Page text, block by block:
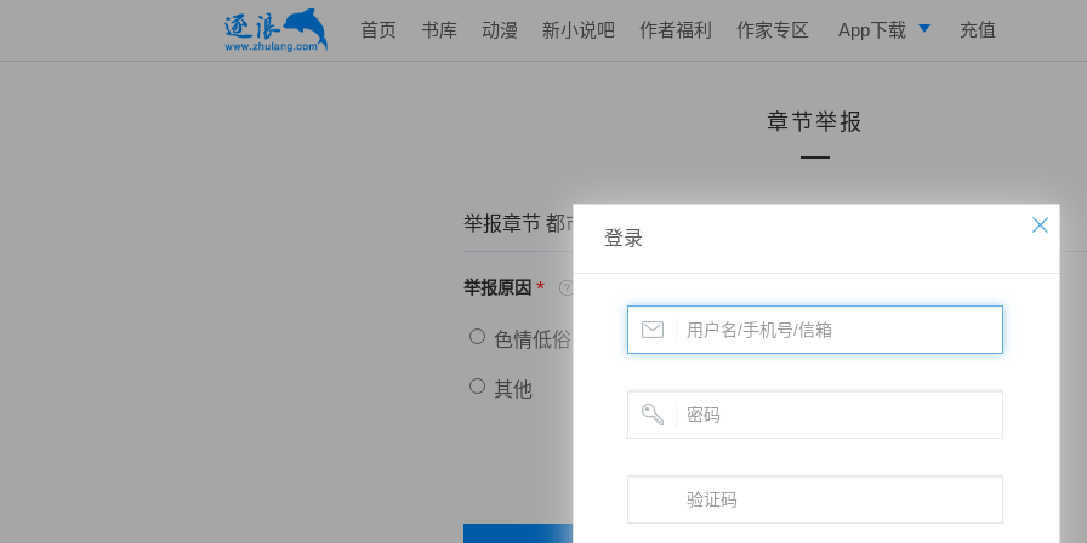
首页 书库 动漫 新小说吧 作者福利 作家专区 App下载
写作助手
充值
章节举报
举报章节 都市王牌战神——第一百六十八章：预先的感知
举报原因 *
色情低俗 政治敏感 暴力低俗
其他
登录